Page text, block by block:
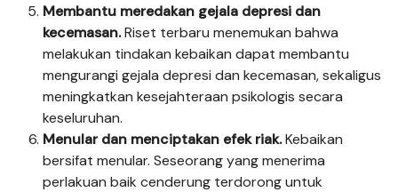
Membantu meredakan gejala depresi dan
kecemasan.Riset terbaru menemukan bahwa
melakukan tindakan kebaikan dapat membantu
mengurangi gejala depresi dan kecemasan, sekaligus
meningkatkan kesejahteraan psikologis secara
keseluruhan.
Menular dan menciptakan efek riak.Kebaikan
bersifat menular. Seseorang yang menerima
perlakuan baik cenderung terdorong untuk